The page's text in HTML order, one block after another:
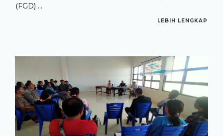
(FGD) ...
LEBIH LENGKAP